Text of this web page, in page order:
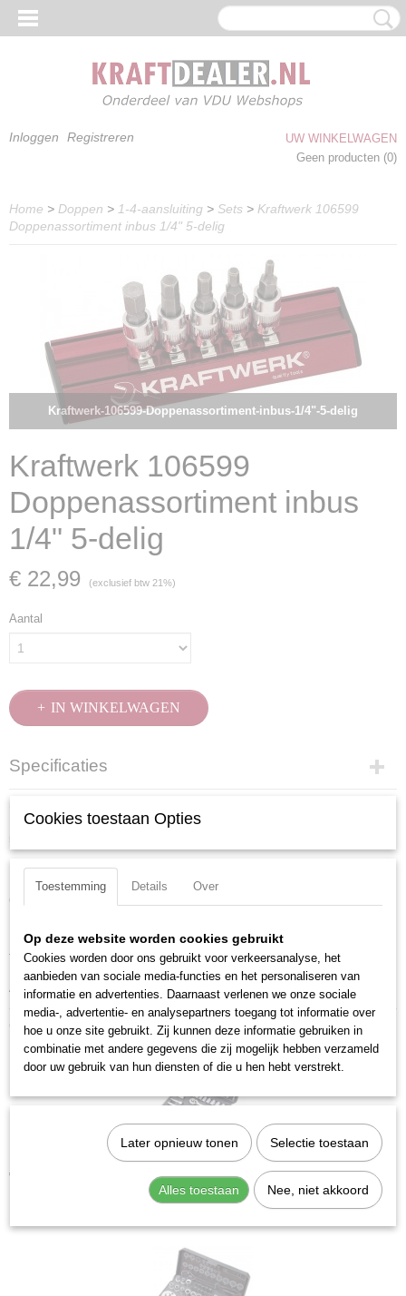
Inloggen Registreren
UW WINKELWAGEN
Geen producten (0)
Home > Doppen > 1-4-aansluiting > Sets > Kraftwerk 106599
Doppenassortiment inbus 1/4" 5-delig
Kraftwerk-106599-Doppenassortiment-inbus-1/4"-5-delig
Kraftwerk 106599
Doppenassortiment inbus
1/4" 5-delig
€ 22,99 (exclusief btw 21%)
Aantal
IN WINKELWAGEN
Specificaties
106599
7612206087513
Productcode leverancier
Inbus bitdoppen 1/8 - 5/32 - 3/16 - 7/32 - 1/4 "
Gewicht: 188 g
Totale lengte: 115 mm
Aandrijfgrootte: 1/4 inch
Ook interessant
Kraftwerk 204.101.000 Doppenassortiment met ratel 1/4" 42-delig
€ 36,22
Cookies toestaan Opties
Toestemming Details Over
Op deze website worden cookies gebruikt
Cookies worden door ons gebruikt voor verkeersanalyse, het
aanbieden van sociale media-functies en het personaliseren van
informatie en advertenties. Daarnaast verlenen we onze sociale
media-, advertentie- en analysepartners toegang tot informatie over
hoe u onze site gebruikt. Zij kunnen deze informatie gebruiken in
combinatie met andere gegevens die zij mogelijk hebben verzameld
door uw gebruik van hun diensten of die u hen hebt verstrekt.
Later opnieuw tonen Selectie toestaan
Alles toestaan Nee, niet akkoord